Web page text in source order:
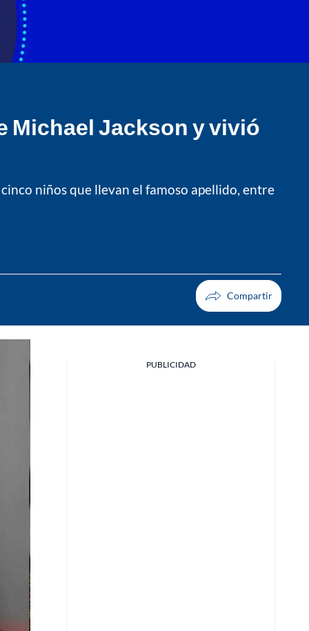
Michael Jackson y vivió
niños que llevan el famoso apellido, entre
PUBLICIDAD